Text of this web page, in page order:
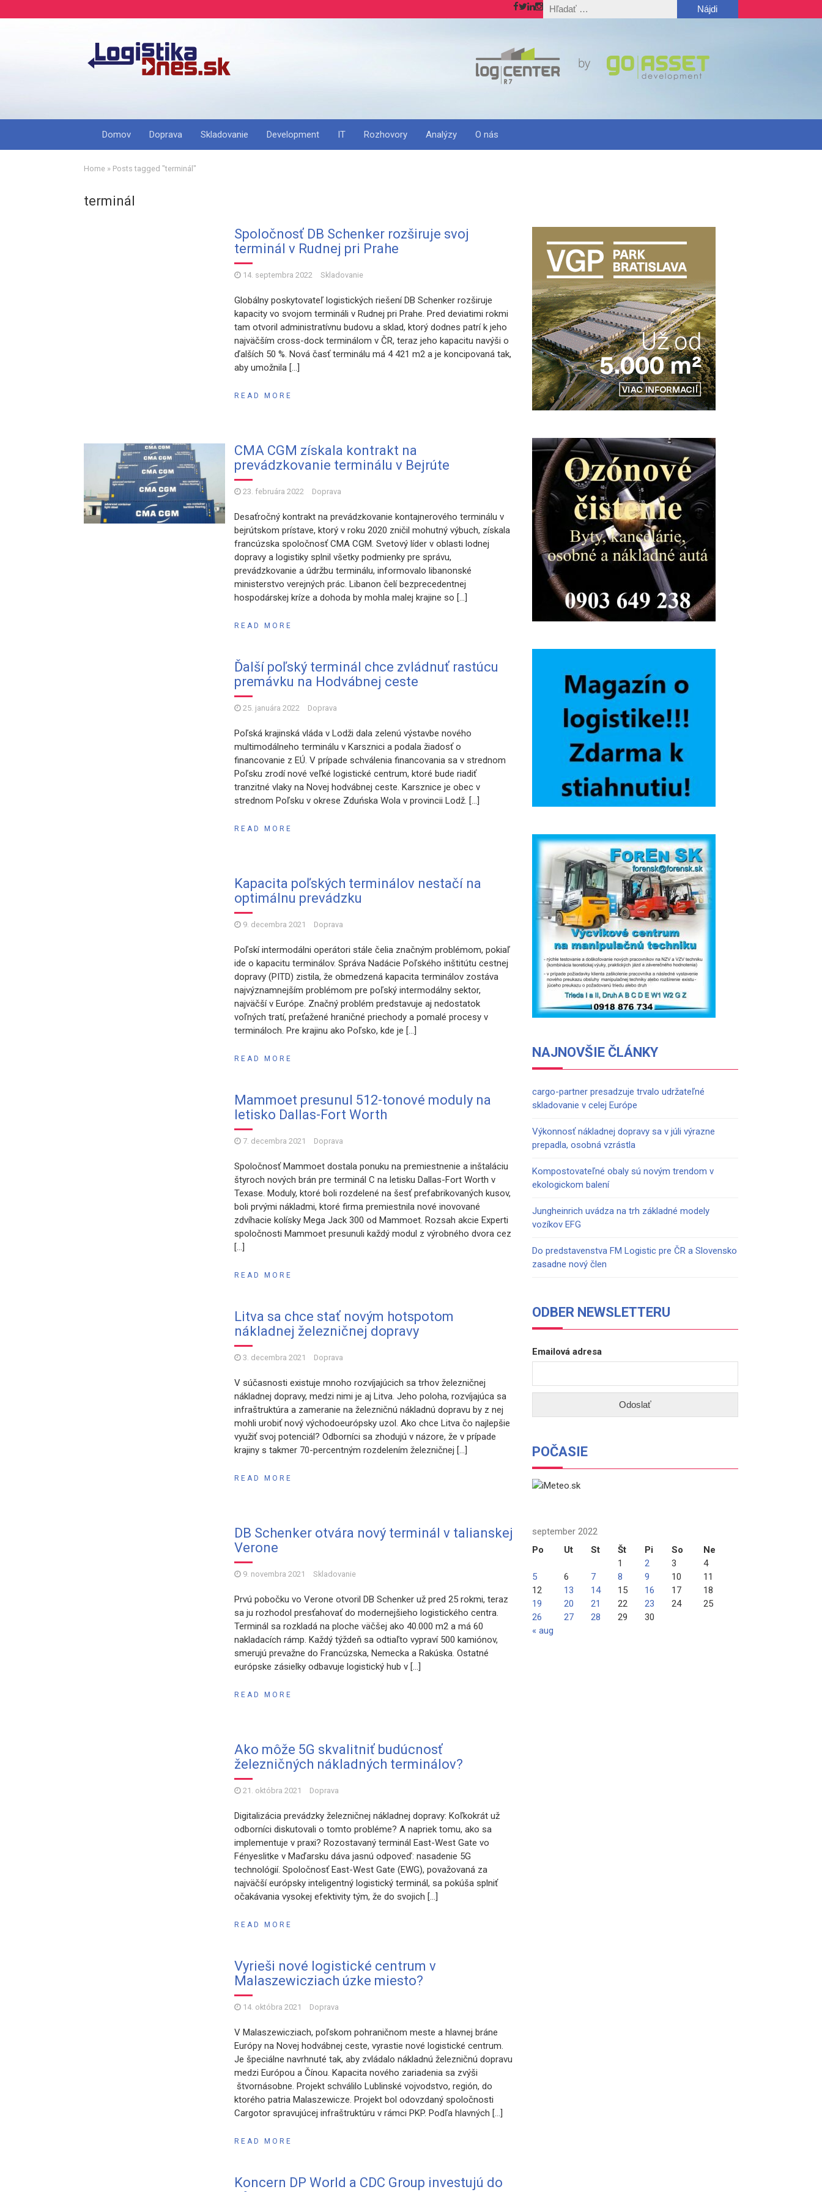
Hľadať:
Domov Doprava Skladovanie Development IT Rozhovory Analýzy O nás
Home » Posts tagged "terminál"
terminál
Spoločnosť DB Schenker rozširuje svoj
terminál v Rudnej pri Prahe
14. septembra 2022 Skladovanie
Globálny poskytovateľ logistických riešení DB Schenker rozširuje
kapacity vo svojom termináli v Rudnej pri Prahe. Pred deviatimi rokmi
tam otvoril administratívnu budovu a sklad, ktorý dodnes patrí k jeho
najväčším cross-dock terminálom v ČR, teraz jeho kapacitu navýši o
ďalších 50 %. Nová časť terminálu má 4 421 m2 a je koncipovaná tak,
aby umožnila […]
READ MORE
CMA CGM získala kontrakt na
prevádzkovanie terminálu v Bejrúte
23. februára 2022 Doprava
Desaťročný kontrakt na prevádzkovanie kontajnerového terminálu v
bejrútskom prístave, ktorý v roku 2020 zničil mohutný výbuch, získala
francúzska spoločnosť CMA CGM. Svetový líder v oblasti lodnej
dopravy a logistiky splnil všetky podmienky pre správu,
prevádzkovanie a údržbu terminálu, informovalo libanonské
ministerstvo verejných prác. Libanon čelí bezprecedentnej
hospodárskej kríze a dohoda by mohla malej krajine so […]
READ MORE
Ďalší poľský terminál chce zvládnuť rastúcu
premávku na Hodvábnej ceste
25. januára 2022 Doprava
Poľská krajinská vláda v Lodži dala zelenú výstavbe nového
multimodálneho terminálu v Karsznici a podala žiadosť o
financovanie z EÚ. V prípade schválenia financovania sa v strednom
Poľsku zrodí nové veľké logistické centrum, ktoré bude riadiť
tranzitné vlaky na Novej hodvábnej ceste. Karsznice je obec v
strednom Poľsku v okrese Zduńska Wola v provincii Lodž. […]
READ MORE
Kapacita poľských terminálov nestačí na
optimálnu prevádzku
9. decembra 2021 Doprava
Poľskí intermodálni operátori stále čelia značným problémom, pokiaľ
ide o kapacitu terminálov. Správa Nadácie Poľského inštitútu cestnej
dopravy (PITD) zistila, že obmedzená kapacita terminálov zostáva
najvýznamnejším problémom pre poľský intermodálny sektor,
najväčší v Európe. Značný problém predstavuje aj nedostatok
voľných tratí, preťažené hraničné priechody a pomalé procesy v
termináloch. Pre krajinu ako Poľsko, kde je […]
READ MORE
Mammoet presunul 512-tonové moduly na
letisko Dallas-Fort Worth
7. decembra 2021 Doprava
Spoločnosť Mammoet dostala ponuku na premiestnenie a inštaláciu
štyroch nových brán pre terminál C na letisku Dallas-Fort Worth v
Texase. Moduly, ktoré boli rozdelené na šesť prefabrikovaných kusov,
boli prvými nákladmi, ktoré firma premiestnila nové inovované
zdvíhacie kolísky Mega Jack 300 od Mammoet. Rozsah akcie Experti
spoločnosti Mammoet presunuli každý modul z výrobného dvora cez
[…]
READ MORE
Litva sa chce stať novým hotspotom
nákladnej železničnej dopravy
3. decembra 2021 Doprava
V súčasnosti existuje mnoho rozvíjajúcich sa trhov železničnej
nákladnej dopravy, medzi nimi je aj Litva. Jeho poloha, rozvíjajúca sa
infraštruktúra a zameranie na železničnú nákladnú dopravu by z nej
mohli urobiť nový východoeurópsky uzol. Ako chce Litva čo najlepšie
využiť svoj potenciál? Odborníci sa zhodujú v názore, že v prípade
krajiny s takmer 70-percentným rozdelením železničnej […]
READ MORE
DB Schenker otvára nový terminál v talianskej
Verone
9. novembra 2021 Skladovanie
Prvú pobočku vo Verone otvoril DB Schenker už pred 25 rokmi, teraz
sa ju rozhodol presťahovať do modernejšieho logistického centra.
Terminál sa rozkladá na ploche väčšej ako 40.000 m2 a má 60
nakladacích rámp. Každý týždeň sa odtiaľto vypraví 500 kamiónov,
smerujú prevažne do Francúzska, Nemecka a Rakúska. Ostatné
európske zásielky odbavuje logistický hub v […]
READ MORE
Ako môže 5G skvalitniť budúcnosť
železničných nákladných terminálov?
21. októbra 2021 Doprava
Digitalizácia prevádzky železničnej nákladnej dopravy: Koľkokrát už
odborníci diskutovali o tomto probléme? A napriek tomu, ako sa
implementuje v praxi? Rozostavaný terminál East-West Gate vo
Fényeslitke v Maďarsku dáva jasnú odpoveď: nasadenie 5G
technológií. Spoločnosť East-West Gate (EWG), považovaná za
najväčší európsky inteligentný logistický terminál, sa pokúša splniť
očakávania vysokej efektivity tým, že do svojich […]
READ MORE
Vyrieši nové logistické centrum v
Malaszewicziach úzke miesto?
14. októbra 2021 Doprava
V Malaszewicziach, poľskom pohraničnom meste a hlavnej bráne
Európy na Novej hodvábnej ceste, vyrastie nové logistické centrum.
Je špeciálne navrhnuté tak, aby zvládalo nákladnú železničnú dopravu
medzi Európou a Čínou. Kapacita nového zariadenia sa zvýši
štvornásobne. Projekt schválilo Lublinské vojvodstvo, región, do
ktorého patria Malaszewicze. Projekt bol odovzdaný spoločnosti
Cargotor spravujúcej infraštruktúru v rámci PKP. Podľa hlavných […]
READ MORE
Koncern DP World a CDC Group investujú do
NAJNOVŠIE ČLÁNKY
cargo-partner presadzuje trvalo udržateľné
skladovanie v celej Európe
Výkonnosť nákladnej dopravy sa v júli výrazne
prepadla, osobná vzrástla
Kompostovateľné obaly sú novým trendom v
ekologickom balení
Jungheinrich uvádza na trh základné modely
vozíkov EFG
Do predstavenstva FM Logistic pre ČR a Slovensko
zasadne nový člen
ODBER NEWSLETTERU
Emailová adresa
POČASIE
september 2022
Po
Ut St Št Pi So Ne
« aug
1 2 3
4
5
6 7 8 9 10
11
12
13 14 15 16 17
18
19
20 21 22 23 24
25
26
27 28 29 30